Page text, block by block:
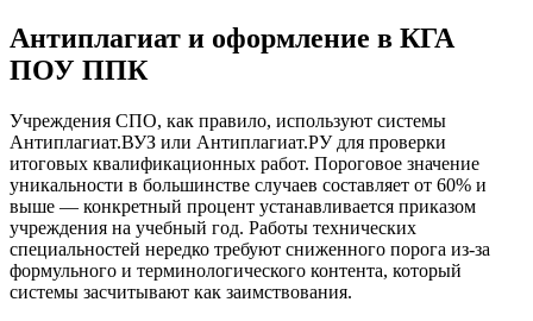
Антиплагиат и оформление в КГА
ПОУ ППК
Учреждения СПО, как правило, используют системы
Антиплагиат.ВУЗ или Антиплагиат.РУ для проверки
итоговых квалификационных работ. Пороговое значение
уникальности в большинстве случаев составляет от 60% и
выше — конкретный процент устанавливается приказом
учреждения на учебный год. Работы технических
специальностей нередко требуют сниженного порога из-за
формульного и терминологического контента, который
системы засчитывают как заимствования.